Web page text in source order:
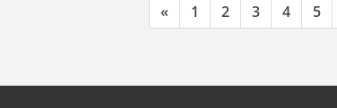
« 1 2 3 4 5